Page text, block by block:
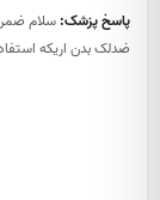
پاسخ پزشک: سلام ضمن
ضدلک بدن اریکه